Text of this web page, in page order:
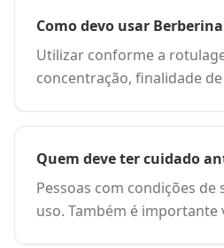
Como devo usar
Utilizar conforme a
concentração, finalidade
Quem deve ter cuidado
Pessoas com condições
uso. Também é